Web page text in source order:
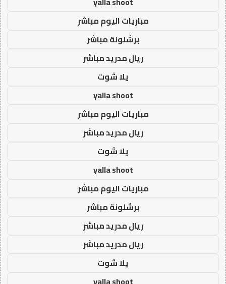
مباريات اليوم مباشر
برشلونة مباشر
ريال مدريد مباشر
يلا شوت
yalla shoot
مباريات اليوم مباشر
ريال مدريد مباشر
يلا شوت
yalla shoot
مباريات اليوم مباشر
برشلونة مباشر
ريال مدريد مباشر
ريال مدريد مباشر
يلا شوت